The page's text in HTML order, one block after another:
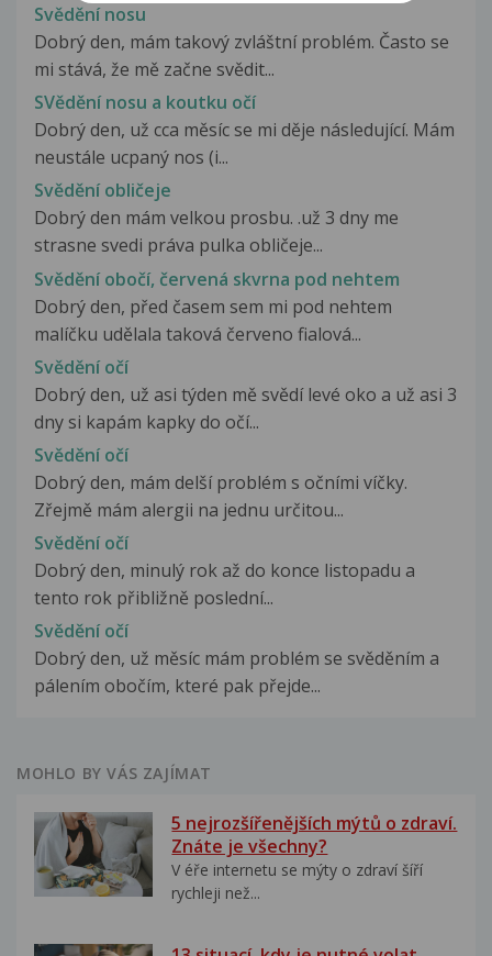
Svědění nosu
Dobrý den, mám takový zvláštní problém. Často se
mi stává, že mě začne svědit...
SVědění nosu a koutku očí
Dobrý den, už cca měsíc se mi děje následující. Mám
neustále ucpaný nos (i...
Svědění obličeje
Dobrý den mám velkou prosbu. .už 3 dny me
strasne svedi práva pulka obličeje...
Svědění obočí, červená skvrna pod nehtem
Dobrý den, před časem sem mi pod nehtem
malíčku udělala taková červeno fialová...
Svědění očí
Dobrý den, už asi týden mě svědí levé oko a už asi 3
dny si kapám kapky do očí...
Svědění očí
Dobrý den, mám delší problém s očními víčky.
Zřejmě mám alergii na jednu určitou...
Svědění očí
Dobrý den, minulý rok až do konce listopadu a
tento rok přibližně poslední...
Svědění očí
Dobrý den, už měsíc mám problém se svěděním a
pálením obočím, které pak přejde...
MOHLO BY VÁS ZAJÍMAT
5 nejrozšířenějších mýtů o zdraví.
Znáte je všechny?
V éře internetu se mýty o zdraví šíří
rychleji než...